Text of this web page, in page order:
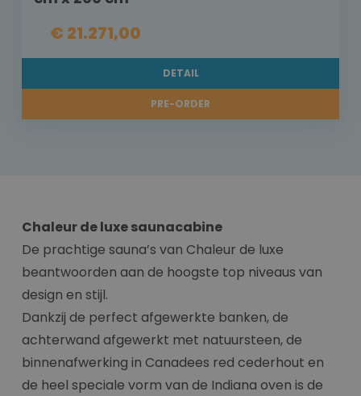
€ 21.271,00
DETAIL
PRE-ORDER
Chaleur de luxe saunacabine
De prachtige sauna’s van Chaleur de luxe
beantwoorden aan de hoogste top niveaus van
design en stijl.
Dankzij de perfect afgewerkte banken, de
achterwand afgewerkt met natuursteen, de
binnenafwerking in Canadees red cederhout en
de heel speciale vorm van de Indiana oven is de